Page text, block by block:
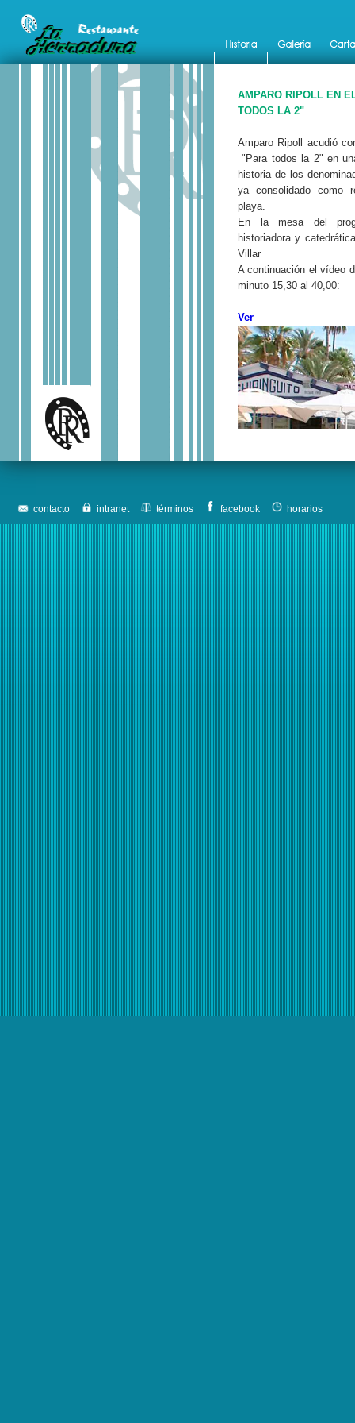
AMPARO RIPOLL EN
TODOS LA 2"
Amparo Ripoll acudió
"Para todos la 2" en
historia de los
ya consolidado como
playa.
En la mesa del
historiadora y
Villar
A continuación el vídeo
minuto 15,30 al 40,00:
Ver
contacto intranet términos facebook horarios